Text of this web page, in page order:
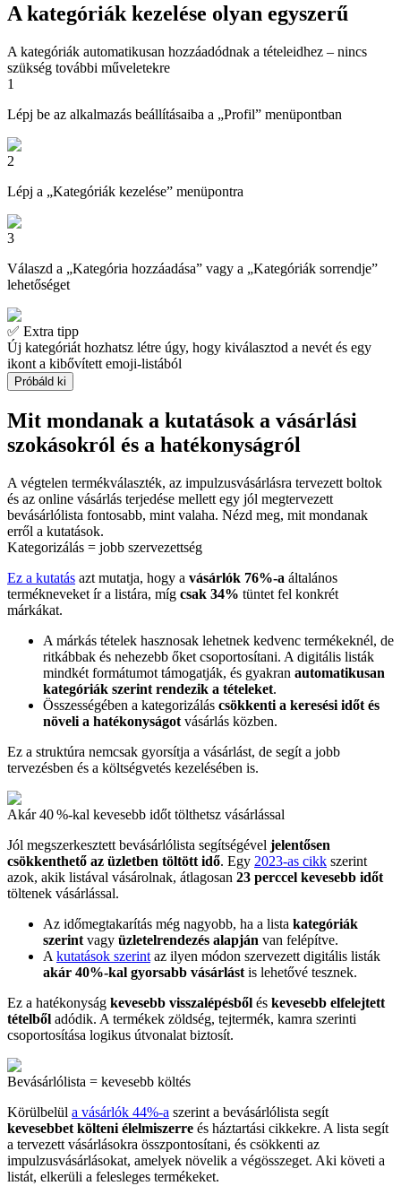
A kategóriák kezelése olyan egyszerű
A kategóriák automatikusan hozzáadódnak a tételeidhez – nincs
szükség további műveletekre
1
Lépj be az alkalmazás beállításaiba a „Profil” menüpontban
2
Lépj a „Kategóriák kezelése” menüpontra
3
Válaszd a „Kategória hozzáadása” vagy a „Kategóriák sorrendje”
lehetőséget
✅ Extra tipp
Új kategóriát hozhatsz létre úgy, hogy kiválasztod a nevét és egy
ikont a kibővített emoji-listából
Próbáld ki
Mit mondanak a kutatások a vásárlási
szokásokról és a hatékonyságról
A végtelen termékválaszték, az impulzusvásárlásra tervezett boltok
és az online vásárlás terjedése mellett egy jól megtervezett
bevásárlólista fontosabb, mint valaha. Nézd meg, mit mondanak
erről a kutatások.
Kategorizálás = jobb szervezettség
Ez a kutatás azt mutatja, hogy a vásárlók 76%-a általános
termékneveket ír a listára, míg csak 34% tüntet fel konkrét
márkákat.
A márkás tételek hasznosak lehetnek kedvenc termékeknél, de
ritkábbak és nehezebb őket csoportosítani. A digitális listák
mindkét formátumot támogatják, és gyakran automatikusan
kategóriák szerint rendezik a tételeket.
Összességében a kategorizálás csökkenti a keresési időt és
növeli a hatékonyságot vásárlás közben.
Ez a struktúra nemcsak gyorsítja a vásárlást, de segít a jobb
tervezésben és a költségvetés kezelésében is.
Akár 40 %-kal kevesebb időt tölthetsz vásárlással
Jól megszerkesztett bevásárlólista segítségével jelentősen
csökkenthető az üzletben töltött idő. Egy 2023-as cikk szerint
azok, akik listával vásárolnak, átlagosan 23 perccel kevesebb időt
töltenek vásárlással.
Az időmegtakarítás még nagyobb, ha a lista kategóriák
szerint vagy üzletelrendezés alapján van felépítve.
A kutatások szerint az ilyen módon szervezett digitális listák
akár 40%-kal gyorsabb vásárlást is lehetővé tesznek.
Ez a hatékonyság kevesebb visszalépésből és kevesebb elfelejtett
tételből adódik. A termékek zöldség, tejtermék, kamra szerinti
csoportosítása logikus útvonalat biztosít.
Bevásárlólista = kevesebb költés
Körülbelül a vásárlók 44%-a szerint a bevásárlólista segít
kevesebbet költeni élelmiszerre és háztartási cikkekre. A lista segít
a tervezett vásárlásokra összpontosítani, és csökkenti az
impulzusvásárlásokat, amelyek növelik a végösszeget. Aki követi a
listát, elkerüli a felesleges termékeket.